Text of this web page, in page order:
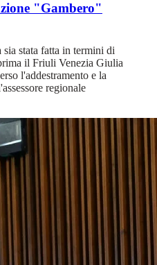
"Gambero"
stata fatta in termini di
il Friuli Venezia Giulia
l'addestramento e la
regionale